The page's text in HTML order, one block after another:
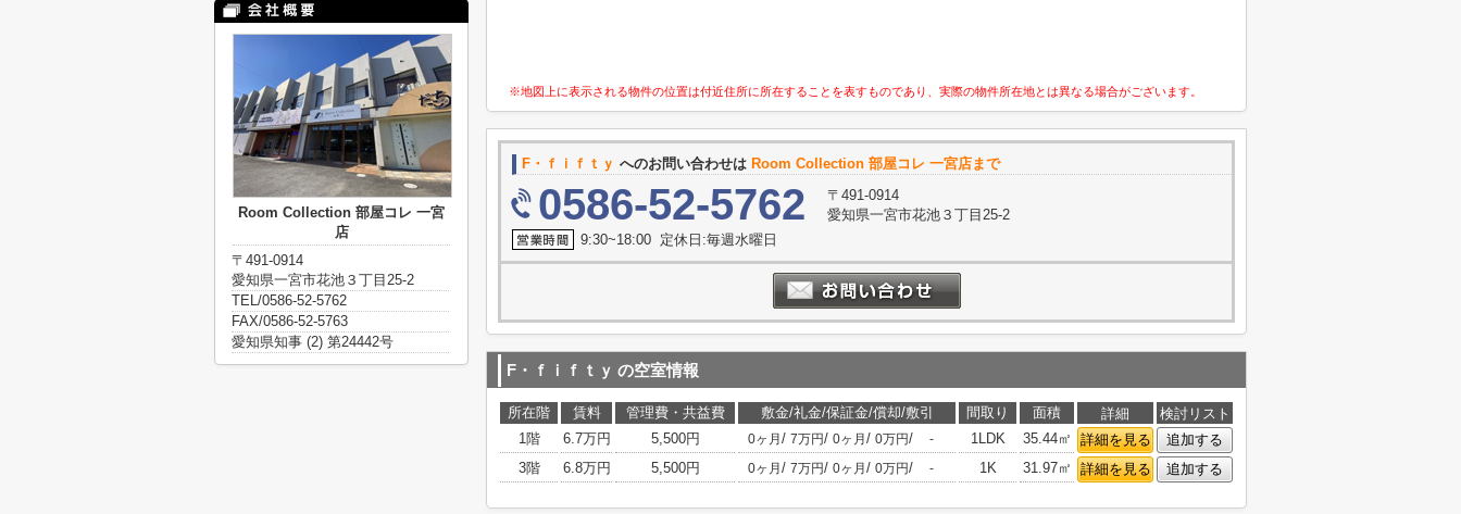
※地図上に表示される物件の位置は付近住所に所在することを表すものであり、実際の物件所在地とは異なる場合がございます。
F・ｆｉｆｔｙ へのお問い合わせは Room Collection 部屋コレ 一宮店まで
0586-52-5762
〒491-0914
愛知県一宮市花池３丁目25-2
9:30~18:00 定休日:毎週水曜日
F・ｆｉｆｔｙ の空室情報
所在階 賃料 管理費・共益費 敷金/礼金/保証金/償却/敷引 間取り 面積 詳細
検討リスト
1階
6.7万円 5,500円 0ヶ月 / 7万円/ 0ヶ月 / 0万円/ - 1LDK 35.44㎡ 詳細を見る
追加する
3階
6.8万円 5,500円 0ヶ月 / 7万円/ 0ヶ月 / 0万円/ - 1K 31.97㎡ 詳細を見る 追加する
Room Collection 部屋コレ 一宮
店
〒491-0914
愛知県一宮市花池３丁目25-2
TEL/0586-52-5762
FAX/0586-52-5763
愛知県知事 (2) 第24442号